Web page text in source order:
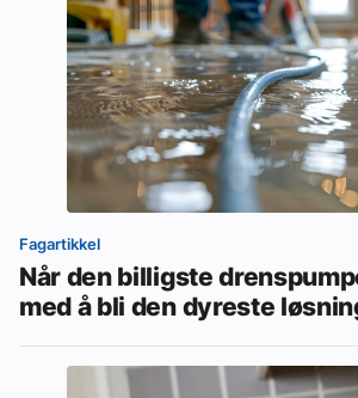
Fagartikkel
Når den billigste
med å bli den dyreste